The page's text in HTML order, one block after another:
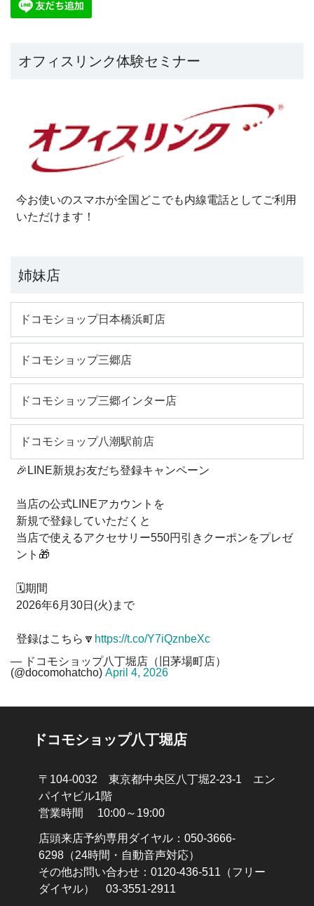
オフィスリンク体験セミナー
今お使いのスマホが全国どこでも内線電話としてご利用
いただけます！
姉妹店
ドコモショップ日本橋浜町店
ドコモショップ三郷店
ドコモショップ三郷インター店
ドコモショップ八潮駅前店
🎉LINE新規お友だち登録キャンペーン
当店の公式LINEアカウントを
新規で登録していただくと
当店で使えるアクセサリー550円引きクーポンをプレゼ
ント🎁
🗓️期間
2026年6月30日(火)まで
登録はこちら🔽 https://t.co/Y7iQznbeXc
— ドコモショップ八丁堀店（旧茅場町店）
(@docomohatcho) April 4, 2026
ドコモショップ八丁堀店
〒104-0032 東京都中央区八丁堀2-23-1 エン
パイヤビル1階
営業時間 10:00～19:00
店頭来店予約専用ダイヤル： 050-3666-
6298 （24時間・自動音声対応）
その他お問い合わせ： 0120-436-511 （フリー
ダイヤル） 03-3551-2911